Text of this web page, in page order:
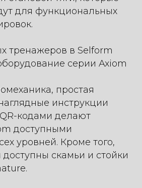
для функциональных
тренажеров в Selform
серии Axiom
простая
инструкции
кодами делают
доступными
уровней. Кроме того,
скамьи и стойки